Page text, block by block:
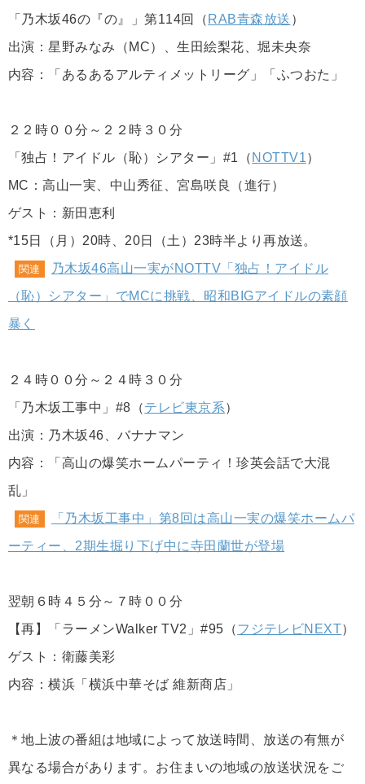
「乃木坂46の『の』」第114回（ RAB青森放送 ）
出演：星野みなみ（MC）、生田絵梨花、堀未央奈
内容：「あるあるアルティメットリーグ」「ふつおた」
２２時００分～２２時３０分
「独占！アイドル（恥）シアター」#1（ NOTTV1）
MC：高山一実、中山秀征、宮島咲良（進行）
ゲスト：新田恵利
*15日（月）20時、20日（土）23時半より再放送。
関連
乃木坂46高山一実がNOTTV「独占！アイドル
（恥）シアター」でMCに挑戦、昭和BIGアイドルの素顔
暴く
２４時００分～２４時３０分
「乃木坂工事中」#8（テレビ東京系）
出演：乃木坂46、バナナマン
内容：「高山の爆笑ホームパーティ！珍英会話で大混
乱」
関連
「乃木坂工事中」第8回は高山一実の爆笑ホームパ
ーティー、2期生掘り下げ中に寺田蘭世が登場
翌朝６時４５分～７時００分
【再】「ラーメンWalker TV2」#95（フジテレビNEXT）
ゲスト：衛藤美彩
内容：横浜「横浜中華そば 維新商店」
＊地上波の番組は地域によって放送時間、放送の有無が
異なる場合があります。お住まいの地域の放送状況をご